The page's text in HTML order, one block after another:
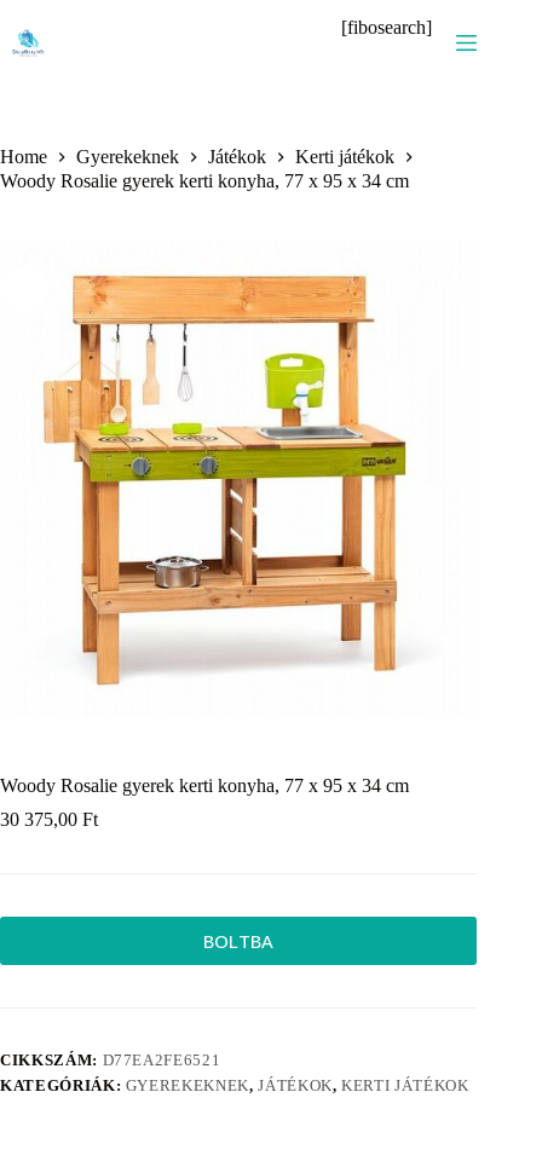
content
[fibosearch]
Home Gyerekeknek Játékok
Kerti játékok
Woody Rosalie gyerek kerti konyha, 77 x 95 x 34 cm
Woody Rosalie gyerek kerti konyha, 77 x 95 x 34 cm
30 375,00 Ft
BOLTBA
CIKKSZÁM: D77EA2FE6521
KATEGÓRIÁK: GYEREKEKNEK,JÁTÉKOK,KERTI JÁTÉKOK